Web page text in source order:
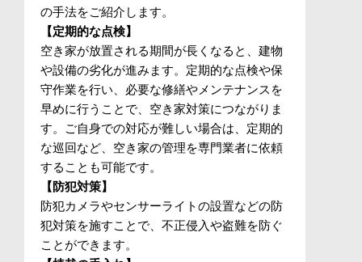
の手法をご紹介します。
【定期的な点検】
空き家が放置される期間が長くなると、建物
や設備の劣化が進みます。定期的な点検や保
守作業を行い、必要な修繕やメンテナンスを
早めに行うことで、空き家対策につながりま
す。ご自身での対応が難しい場合は、定期的
な巡回など、空き家の管理を専門業者に依頼
することも可能です。
【防犯対策】
防犯カメラやセンサーライトの設置などの防
犯対策を施すことで、不正侵入や盗難を防ぐ
ことができます。